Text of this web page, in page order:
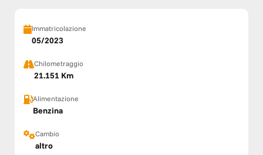
Immatricolazione
05/2023
Chilometraggio
21.151 Km
Alimentazione
Benzina
Cambio
altro